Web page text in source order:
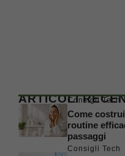
ARTICOLIConsigli Tech
Come
routine
passaggi
Consigli Tech